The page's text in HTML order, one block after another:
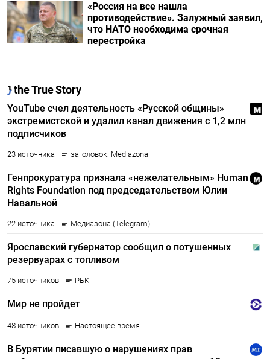
«Россия на все нашла
противодействие». Залужный заявил,
что НАТО необходима срочная
перестройка